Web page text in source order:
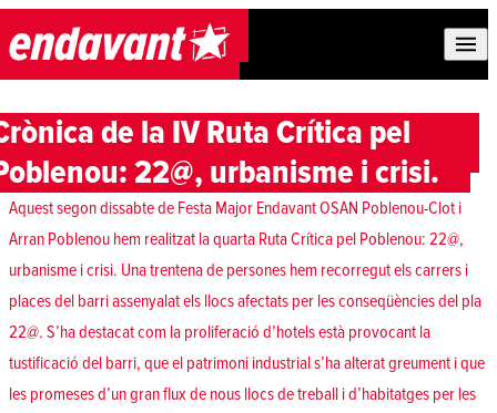
Skip to content
de la IV Ruta Crítica pel
22@, urbanisme i crisi.
Aquest segon dissabte de Festa Major Endavant OSAN Poblenou-Clot i
Arran Poblenou hem realitzat la quarta Ruta Crítica pel Poblenou: 22@,
urbanisme i crisi. Una trentena de persones hem recorregut els carrers i
places del barri assenyalat els llocs afectats per les conseqüències del pla
22@. S’ha destacat com la proliferació d’hotels està provocant la
tustificació del barri, que el patrimoni industrial s’ha alterat greument i que
les promeses d’un gran flux de nous llocs de treball i d’habitatges per les